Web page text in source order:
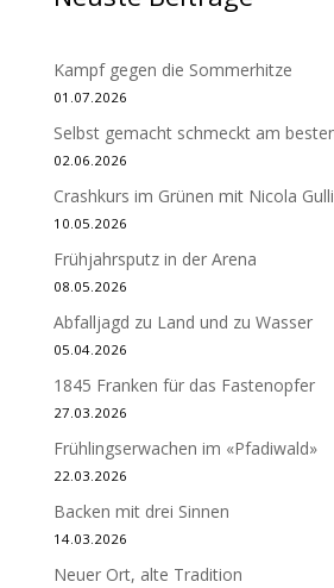
Kampf gegen die Sommerhitze
01.07.2026
Selbst gemacht schmeckt am
02.06.2026
Crashkurs im Grünen mit Nicola Gulli
10.05.2026
Frühjahrsputz in der Arena
08.05.2026
Abfalljagd zu Land und zu Wasser
05.04.2026
1845 Franken für das Fastenopfer
27.03.2026
Frühlingserwachen im «Pfadiwald»
22.03.2026
Backen mit drei Sinnen
14.03.2026
Neuer Ort, alte Tradition